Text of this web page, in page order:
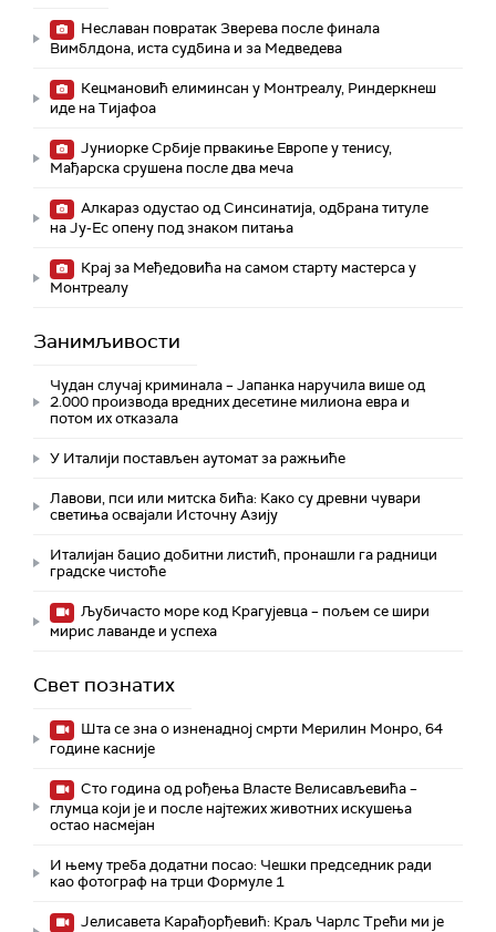
Неславан повратак Зверева после финала
Вимблдона, иста судбина и за Медведева
Кецмановић елиминсан у Монтреалу, Риндеркнеш
иде на Тијафоа
Јуниорке Србије првакиње Европе у тенису,
Мађарска срушена после два меча
Алкараз одустао од Синсинатија, одбрана титуле
на Ју-Ес опену под знаком питања
Крај за Међедовића на самом старту мастерса у
Монтреалу
Занимљивости
Чудан случај криминала – Јапанка наручила више од
2.000 производа вредних десетине милиона евра и
потом их отказала
У Италији постављен аутомат за ражњиће
Лавови, пси или митска бића: Како су древни чувари
светиња освајали Источну Азију
Италијан бацио добитни листић, пронашли га радници
градске чистоће
Љубичасто море код Крагујевца – пољем се шири
мирис лаванде и успеха
Свет познатих
Шта се зна о изненадној смрти Мерилин Монро, 64
године касније
Сто година од рођења Власте Велисављевића –
глумца који је и после најтежих животних искушења
остао насмејан
И њему треба додатни посао: Чешки председник ради
као фотограф на трци Формуле 1
Јелисавета Карађорђевић: Краљ Чарлс Трећи ми је